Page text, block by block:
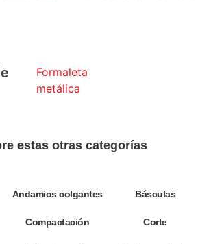
Formaleta
metálica
estas otras categorías
Andamios colgantes Básculas
Compactación Corte